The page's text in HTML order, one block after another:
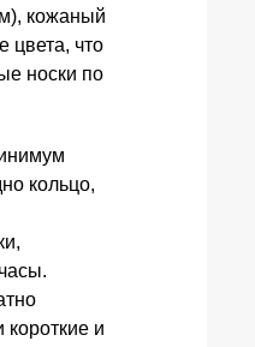
кожаный
цвета, что
носки по
кольцо,
короткие и